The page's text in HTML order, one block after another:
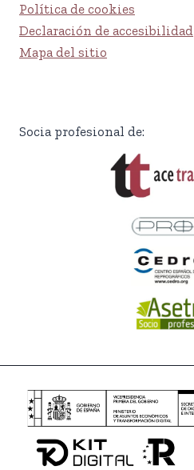
Política de cookies
Declaración de accesibilidad
Mapa del sitio
Socia profesional de: